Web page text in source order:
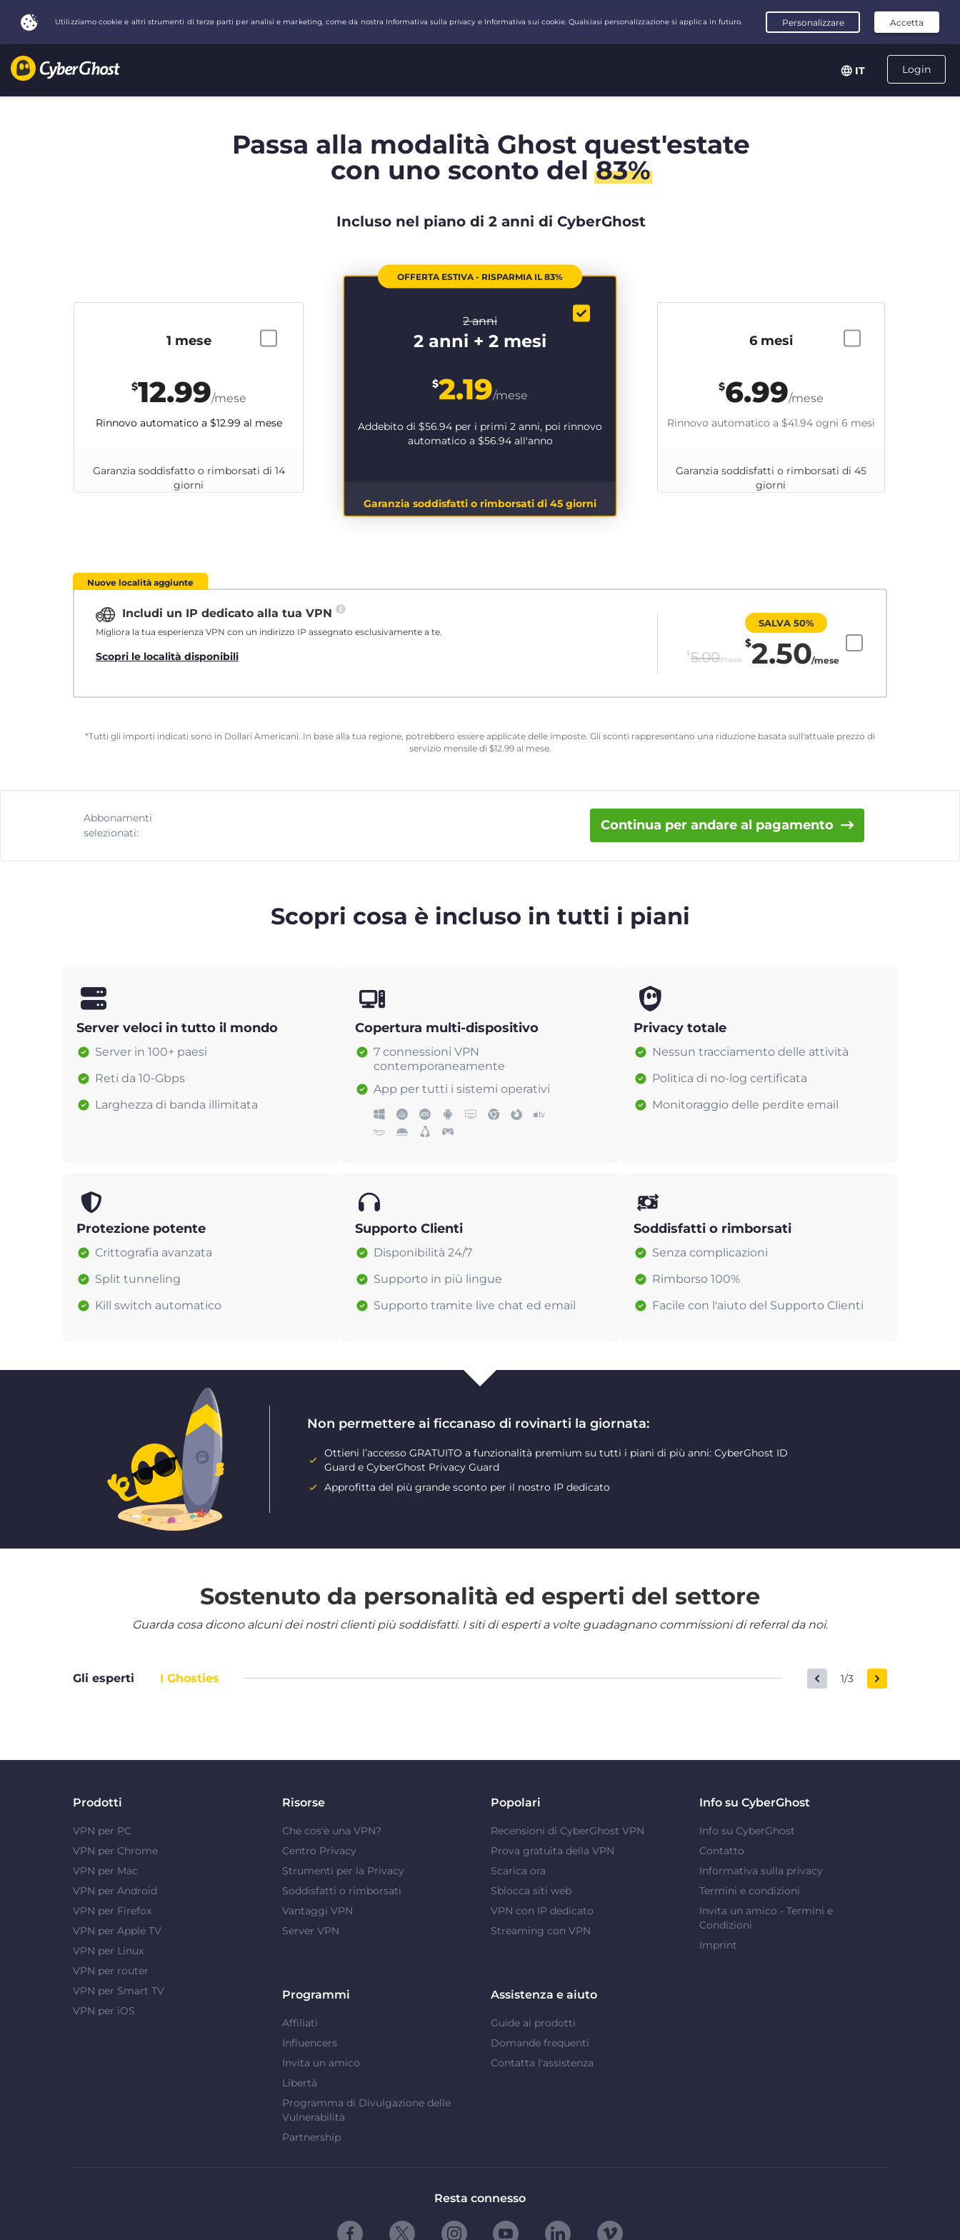
Login
IT
Passa alla modalità Ghost quest'estate
con uno sconto del83%
Incluso nel piano di 2 anni di CyberGhost
OFFERTA ESTIVA - RISPARMIA IL 83%
2 anni
2 anni + 2 mesi
$2.19/mese
Addebito di $56.94 per i primi 2 anni, poi rinnovo
automatico a $56.94all'anno
Garanzia soddisfatti o rimborsati di 45 giorni
6 mesi
$6.99/mese
Rinnovo automatico a $41.94ogni 6 mesi
Garanzia soddisfatti o rimborsati di 45
giorni
1 mese
$12.99/mese
Rinnovo automatico a $12.99 al mese
Garanzia soddisfatto o rimborsati di 14
giorni
Nuove località aggiunte
Includi un IP dedicato alla tua VPN
Migliora la tua esperienza VPN con un indirizzo IP assegnato esclusivamente a te.
Scopri le località disponibili $5.00/mese
SALVA 50%
$2.50/mese
*Tutti gli importi indicati sono in Dollari Americani. In base alla tua regione, potrebbero essere applicate delle imposte. Gli sconti rappresentano una riduzione basata sull'attuale prezzo di
servizio mensile di $12.99al mese.
Abbonamenti
selezionati:
Continua per andare al pagamento
Scopri cosa è incluso in tutti i piani
Server veloci in tutto il mondo
Server in 100+ paesi
Reti da 10-Gbps
Larghezza di banda illimitata
Copertura multi-dispositivo
7 connessioni VPN
contemporaneamente
App per tutti i sistemi operativi
Privacy totale
Nessun tracciamento delle attività
Politica di no-log certificata
Monitoraggio delle perdite email
Protezione potente
Crittografia avanzata
Split tunneling
Kill switch automatico
Supporto Clienti
Disponibilità 24/7
Supporto in più lingue
Supporto tramite live chat ed email
Soddisfatti o rimborsati
Senza complicazioni
Rimborso 100%
Facile con l'aiuto del Supporto Clienti
Non permettere ai ficcanaso di rovinarti la giornata:
Ottieni l’accesso GRATUITO a funzionalità premium su tutti i piani di più anni: CyberGhost ID
Guard e CyberGhost Privacy Guard
Approfitta del più grande sconto per il nostro IP dedicato
Sostenuto da personalità ed esperti del settore
Guarda cosa dicono alcuni dei nostri clienti più soddisfatti. I siti di esperti a volte guadagnano commissioni di referral da noi.
Gli esperti I Ghosties 1/3
Prodotti
VPN per PC
VPN per Chrome
VPN per Mac
VPN per Android
VPN per Firefox
VPN per Apple TV
VPN per Linux
VPN per router
VPN per Smart TV
VPN per iOS
Risorse
Che cos'è una VPN?
Centro Privacy
Strumenti per la Privacy
Soddisfatti o rimborsati
Vantaggi VPN
Server VPN
Popolari
Recensioni di CyberGhost VPN
Prova gratuita della VPN
Scarica ora
Sblocca siti web
VPN con IP dedicato
Streaming con VPN
Info su CyberGhost
Info su CyberGhost
Contatto
Informativa sulla privacy
Termini e condizioni
Invita un amico - Termini e
Condizioni
Imprint
Programmi
Affiliati
Influencers
Invita un amico
Libertà
Programma di Divulgazione delle
Vulnerabilità
Partnership
Assistenza e aiuto
Guide ai prodotti
Domande frequenti
Contatta l'assistenza
Resta connesso